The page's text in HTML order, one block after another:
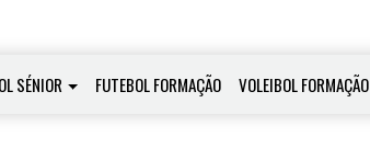
SÉNIOR FUTEBOL FORMAÇÃO VOLEIBOL FORMAÇÃO